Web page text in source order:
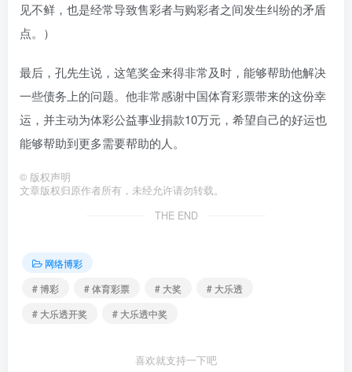
见不鲜，也是经常导致售彩者与购彩者之间发生纠纷的矛盾
点。）
最后，孔先生说，这笔奖金来得非常及时，能够帮助他解决
一些债务上的问题。他非常感谢中国体育彩票带来的这份幸
运，并主动为体彩公益事业捐款10万元，希望自己的好运也
能够帮助到更多需要帮助的人。
© 版权声明
文章版权归原作者所有，未经允许请勿转载。
THE END
网络博彩
# 博彩
# 体育彩票 # 大奖
# 大乐透
# 大乐透开奖
# 大乐透中奖
喜欢就支持一下吧